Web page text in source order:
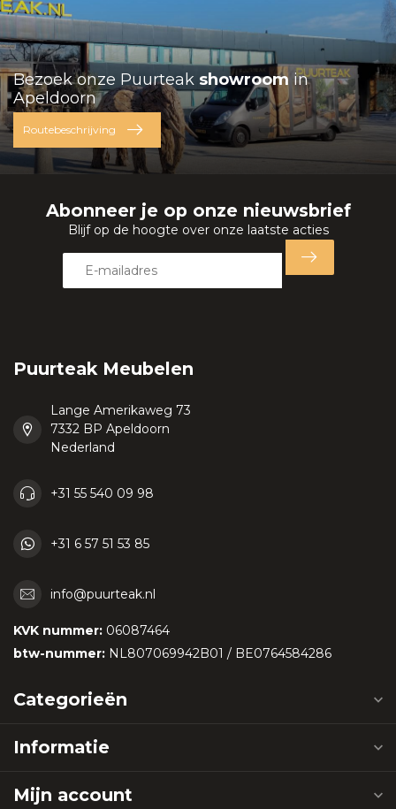
Bezoek onze Puurteak showroom in
Apeldoorn
Routebeschrijving
Abonneer je op onze nieuwsbrief
Blijf op de hoogte over onze laatste acties
Puurteak Meubelen
Lange Amerikaweg 73
7332 BP Apeldoorn
Nederland
+31 55 540 09 98
+31 6 57 51 53 85
info@puurteak.nl
KVK nummer: 06087464
btw-nummer: NL807069942B01 / BE0764584286
Categorieën
Informatie
Mijn account